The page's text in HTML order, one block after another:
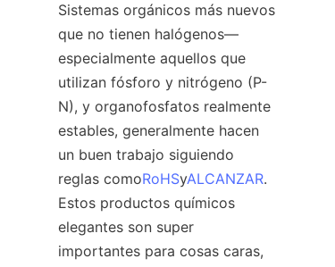
Sistemas orgánicos más nuevos
que no tienen halógenos—
especialmente aquellos que
utilizan fósforo y nitrógeno (P-
N), y organofosfatos realmente
estables, generalmente hacen
un buen trabajo siguiendo
reglas comoRoHSyALCANZAR.
Estos productos químicos
elegantes son super
importantes para cosas caras,